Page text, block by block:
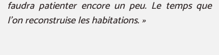
faudra patienter encore un peu. Le temps que
l’on reconstruise les habitations. »